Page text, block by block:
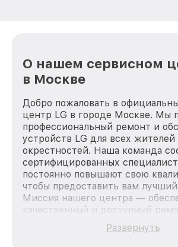
О нашем сервисном
в Москве
Добро пожаловать в
центр LG в городе Москве. Мы
профессиональный ремонт и
устройств LG для всех жителей
окрестностей. Наша команда
сертифицированных
постоянно повышают свою
чтобы предоставить вам
Миссия нашего центра —
качественный и доступный
каждого пользователя
зависимости от сложности
Развернуть